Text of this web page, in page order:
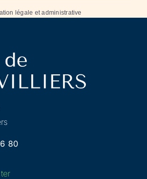
légale et administrative
80